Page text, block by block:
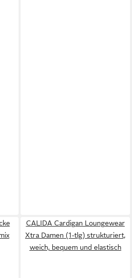
CALIDA Cardigan Loungewear
Xtra Damen (1-tlg) strukturiert,
weich, bequem und elastisch